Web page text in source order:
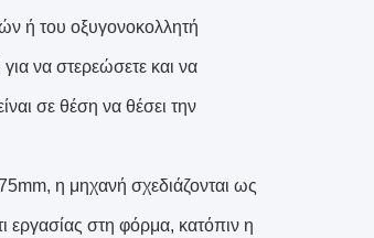
ή του οξυγονοκολλητή
να στερεώσετε και να
σε θέση να θέσει την
η μηχανή σχεδιάζονται ως
εργασίας στη φόρμα, κατόπιν η